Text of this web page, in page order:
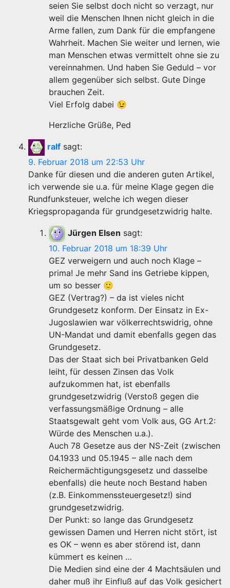
seien Sie selbst doch nicht so verzagt, nur
weil die Menschen Ihnen nicht gleich in die
Arme fallen, zum Dank für die empfangene
Wahrheit. Machen Sie weiter und lernen, wie
man Menschen etwas vermittelt ohne sie zu
vereinnahmen. Und haben Sie Geduld – vor
allem gegenüber sich selbst. Gute Dinge
brauchen Zeit.
Viel Erfolg dabei 😉
Herzliche Grüße, Ped
ralf sagt:
9. Februar 2018 um 22:53 Uhr
Danke für diesen und die anderen guten Artikel,
ich verwende sie u.a. für meine Klage gegen die
Rundfunksteuer, welche ich wegen dieser
Kriegspropaganda für grundgesetzwidrig halte.
Jürgen Elsen sagt:
10. Februar 2018 um 18:39 Uhr
GEZ verweigern und auch noch Klage –
prima! Je mehr Sand ins Getriebe kippen,
um so besser 🙂
GEZ (Vertrag?) – da ist vieles nicht
Grundgesetz konform. Der Einsatz in Ex-
Jugoslawien war völkerrechtswidrig, ohne
UN-Mandat und damit ebenfalls gegen das
Grundgesetz.
Das der Staat sich bei Privatbanken Geld
leiht, für dessen Zinsen das Volk
aufzukommen hat, ist ebenfalls
grundgesetzwidrig (Verstoß gegen die
verfassungsmäßige Ordnung – alle
Staatsgewalt geht vom Volk aus, GG Art.2:
Würde des Menschen u.a.).
Auch 78 Gesetze aus der NS-Zeit (zwischen
04.1933 und 05.1945 – alle nach dem
Reichermächtigungsgesetz und dasselbe
ebenfalls) die heute noch Bestand haben
(z.B. Einkommenssteuergesetz!) sind
grundgesetzwidrig.
Der Punkt: so lange das Grundgesetz
gewissen Damen und Herren nicht stört, ist
es OK – wenn es aber störend ist, dann
kümmert es keinen …
Die Medien sind eine der 4 Machtsäulen und
daher muß ihr Einfluß auf das Volk gesichert